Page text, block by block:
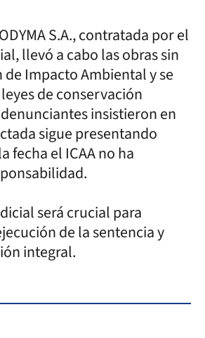
S.A., contratada por el
llevó a cabo las obras sin
Impacto Ambiental y se
de conservación
insistieron en
sigue presentando
fecha el ICAA no ha
será crucial para
de la sentencia y
integral.